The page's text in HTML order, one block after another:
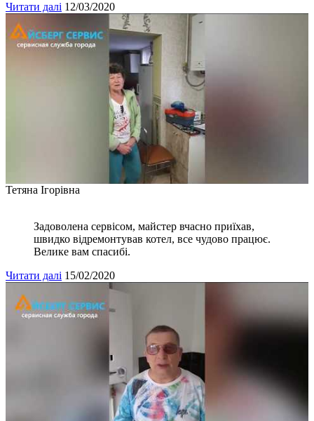
Читати далі 12/03/2020
Тетяна Ігорівна
Задоволена сервісом, майстер вчасно приїхав,
швидко відремонтував котел, все чудово працює.
Велике вам спасибі.
Читати далі 15/02/2020